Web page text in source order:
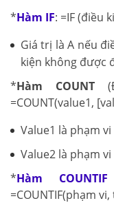
*Hàm IF: =IF (điều
Giá trị là A nếu
kiện không được
*Hàm COUNT
=COUNT(value1,
Value1 là phạm
Value2 là phạm
*Hàm COUNTIF
=COUNTIF(phạm